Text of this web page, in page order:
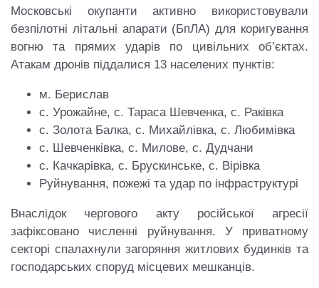
Московські окупанти активно використовували
безпілотні літальні апарати (БпЛА) для коригування
вогню та прямих ударів по цивільних об’єктах.
Атакам дронів піддалися 13 населених пунктів:
м. Берислав
с. Урожайне, с. Тараса Шевченка, с. Раківка
с. Золота Балка, с. Михайлівка, с. Любимівка
с. Шевченківка, с. Милове, с. Дудчани
с. Качкарівка, с. Брускинське, с. Вірівка
Руйнування, пожежі та удар по інфраструктурі
Внаслідок чергового акту російської агресії
зафіксовано численні руйнування. У приватному
секторі спалахнули загоряння житлових будинків та
господарських споруд місцевих мешканців.